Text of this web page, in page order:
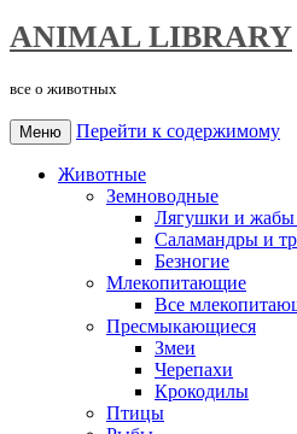
ANIMAL LIBRARY
все о животных
Меню Перейти к содержимому
Животные
Земноводные
Лягушки и жабы
Саламандры и
Безногие
Млекопитающие
Все
Пресмыкающиеся
Змеи
Черепахи
Крокодилы
Птицы